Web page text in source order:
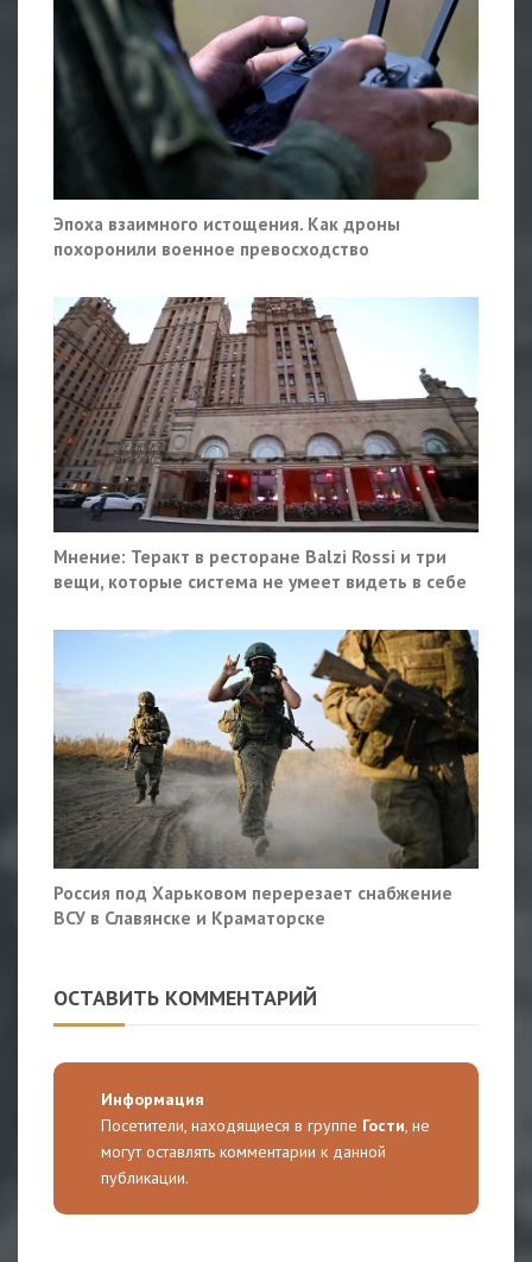
Эпоха взаимного истощения. Как дроны
похоронили военное превосходство
Мнение: Теракт в ресторане Balzi Rossi и три
вещи, которые система не умеет видеть в себе
Россия под Харьковом перерезает снабжение
ВСУ в Славянске и Краматорске
ОСТАВИТЬ КОММЕНТАРИЙ
Информация
Посетители, находящиеся в группе Гости, не
могут оставлять комментарии к данной
публикации.